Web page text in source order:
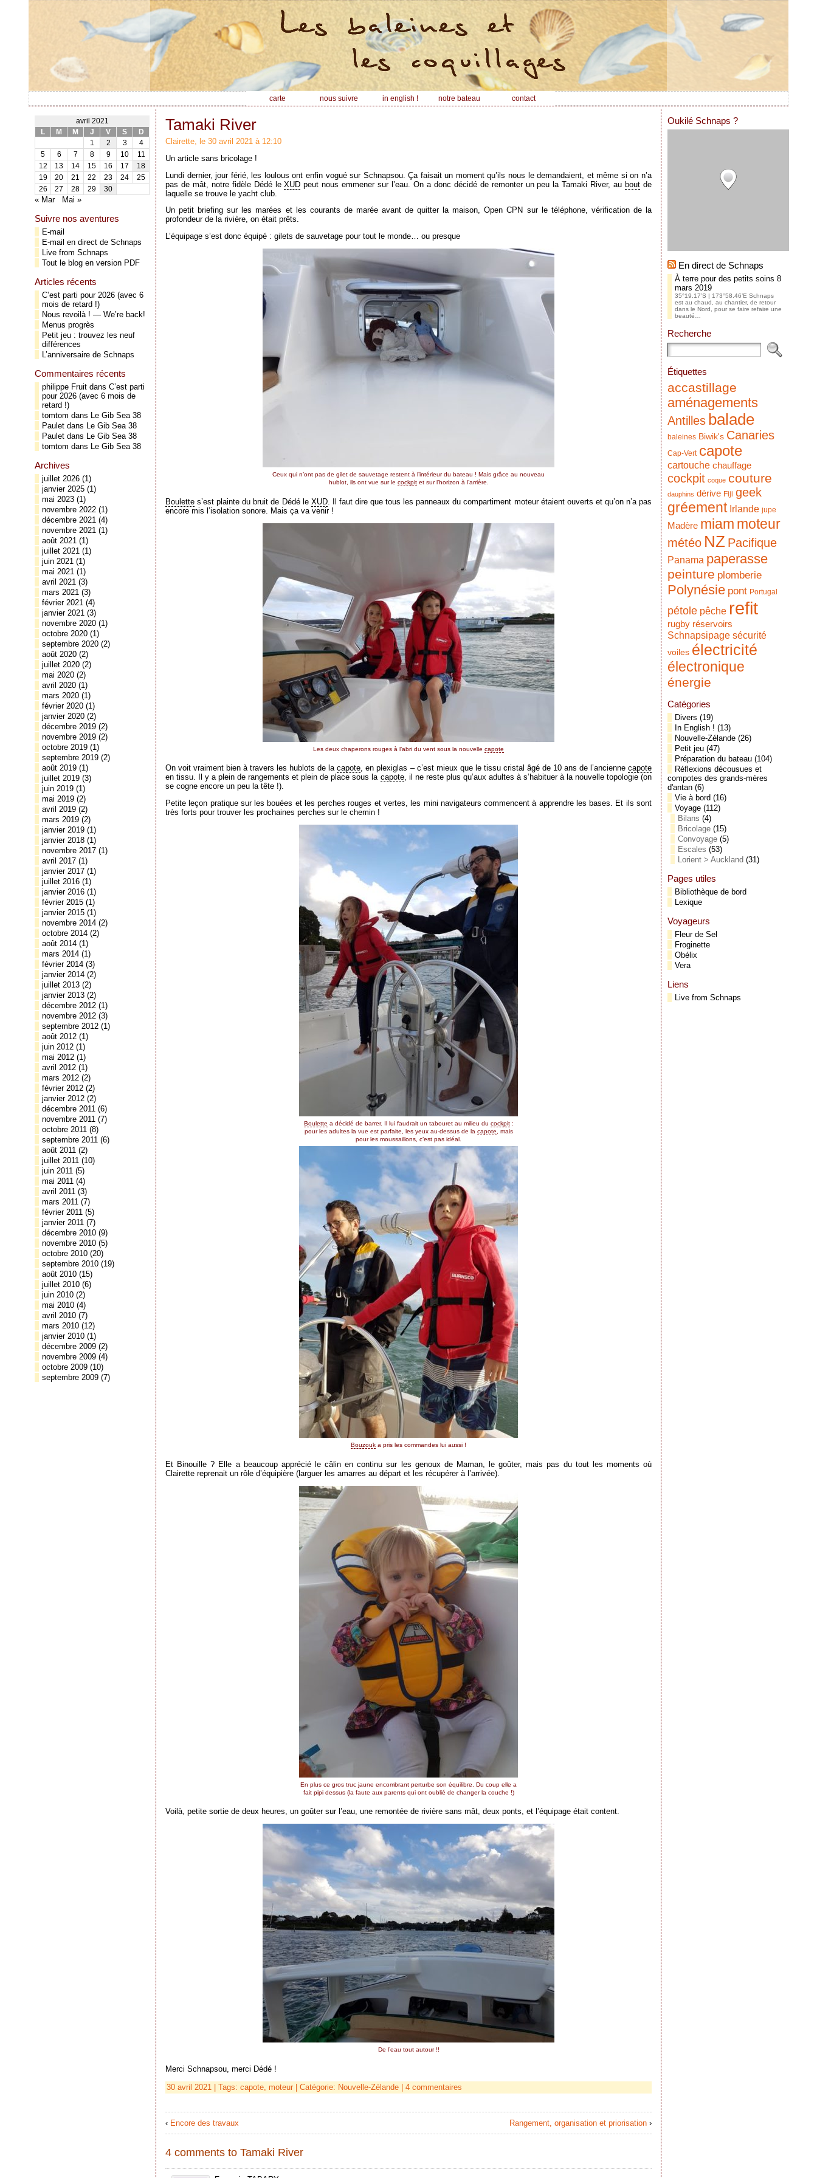
carte nous suivre in english ! notre bateau contact
avril 2021
L
M M J V S
D
1
2 3
4
5
6 7 8 9 10
11
12
13 14 15 16 17
18
19
20 21 22 23 24
25
26
27 28 29 30
« Mar Mai »
Suivre nos aventures
E-mail
E-mail en direct de Schnaps
Live from Schnaps
Tout le blog en version PDF
Articles récents
C’est parti pour 2026 (avec 6
mois de retard !)
Nous revoilà ! — We’re back!
Menus progrès
Petit jeu : trouvez les neuf
différences
L’anniversaire de Schnaps
Commentaires récents
philippe Fruit dans C’est parti
pour 2026 (avec 6 mois de
retard !)
tomtom dans Le Gib Sea 38
Paulet dans Le Gib Sea 38
Paulet dans Le Gib Sea 38
tomtom dans Le Gib Sea 38
Archives
juillet 2026 (1)
janvier 2025 (1)
mai 2023 (1)
novembre 2022 (1)
décembre 2021 (4)
novembre 2021 (1)
août 2021 (1)
juillet 2021 (1)
juin 2021 (1)
mai 2021 (1)
avril 2021 (3)
mars 2021 (3)
février 2021 (4)
janvier 2021 (3)
novembre 2020 (1)
octobre 2020 (1)
septembre 2020 (2)
août 2020 (2)
juillet 2020 (2)
mai 2020 (2)
avril 2020 (1)
mars 2020 (1)
février 2020 (1)
janvier 2020 (2)
décembre 2019 (2)
novembre 2019 (2)
octobre 2019 (1)
septembre 2019 (2)
août 2019 (1)
juillet 2019 (3)
juin 2019 (1)
mai 2019 (2)
avril 2019 (2)
mars 2019 (2)
janvier 2019 (1)
janvier 2018 (1)
novembre 2017 (1)
avril 2017 (1)
janvier 2017 (1)
juillet 2016 (1)
janvier 2016 (1)
février 2015 (1)
janvier 2015 (1)
novembre 2014 (2)
octobre 2014 (2)
août 2014 (1)
mars 2014 (1)
février 2014 (3)
janvier 2014 (2)
juillet 2013 (2)
janvier 2013 (2)
décembre 2012 (1)
novembre 2012 (3)
septembre 2012 (1)
août 2012 (1)
juin 2012 (1)
mai 2012 (1)
avril 2012 (1)
mars 2012 (2)
février 2012 (2)
janvier 2012 (2)
décembre 2011 (6)
novembre 2011 (7)
octobre 2011 (8)
septembre 2011 (6)
août 2011 (2)
juillet 2011 (10)
juin 2011 (5)
mai 2011 (4)
avril 2011 (3)
mars 2011 (7)
février 2011 (5)
janvier 2011 (7)
décembre 2010 (9)
novembre 2010 (5)
octobre 2010 (20)
septembre 2010 (19)
août 2010 (15)
juillet 2010 (6)
juin 2010 (2)
mai 2010 (4)
avril 2010 (7)
mars 2010 (12)
janvier 2010 (1)
décembre 2009 (2)
novembre 2009 (4)
octobre 2009 (10)
septembre 2009 (7)
Tamaki River
Clairette, le 30 avril 2021 à 12:10
Un article sans bricolage !
Lundi dernier, jour férié, les loulous ont enfin vogué sur Schnapsou. Ça faisait un moment qu’ils nous le demandaient, et même si on n’a
pas de mât, notre fidèle Dédé leXUD peut nous emmener sur l’eau. On a donc décidé de remonter un peu la Tamaki River, aubout de
laquelle se trouve le yacht club.
Un petit briefing sur les marées et les courants de marée avant de quitter la maison, Open CPN sur le téléphone, vérification de la
profondeur de la rivière, on était prêts.
L’équipage s’est donc équipé : gilets de sauvetage pour tout le monde… ou presque
Ceux qui n’ont pas de gilet de sauvetage restent à l’intérieur du bateau ! Mais grâce au nouveau
hublot, ils ont vue sur le cockpitet sur l’horizon à l’arrière.
Boulette s’est plainte du bruit de Dédé le XUD. Il faut dire que tous les panneaux du compartiment moteur étaient ouverts et qu’on n’a pas
encore mis l’isolation sonore. Mais ça va venir !
Les deux chaperons rouges à l’abri du vent sous la nouvelle capote
On voit vraiment bien à travers les hublots de lacapote, en plexiglas – c’est mieux que le tissu cristal âgé de 10 ans de l’anciennecapote
en tissu. Il y a plein de rangements et plein de place sous la capote, il ne reste plus qu’aux adultes à s’habituer à la nouvelle topologie (on
se cogne encore un peu la tête !).
Petite leçon pratique sur les bouées et les perches rouges et vertes, les mini navigateurs commencent à apprendre les bases. Et ils sont
très forts pour trouver les prochaines perches sur le chemin !
Boulette a décidé de barrer. Il lui faudrait un tabouret au milieu du cockpit:
pour les adultes la vue est parfaite, les yeux au-dessus de la capote , mais
pour les moussaillons, c’est pas idéal.
Bouzouk a pris les commandes lui aussi !
Et Binouille ? Elle a beaucoup apprécié le câlin en continu sur les genoux de Maman, le goûter, mais pas du tout les moments où
Clairette reprenait un rôle d’équipière (larguer les amarres au départ et les récupérer à l’arrivée).
En plus ce gros truc jaune encombrant perturbe son équilibre. Du coup elle a
fait pipi dessus (la faute aux parents qui ont oublié de changer la couche !)
Voilà, petite sortie de deux heures, un goûter sur l’eau, une remontée de rivière sans mât, deux ponts, et l’équipage était content.
De l’eau tout autour !!
Merci Schnapsou, merci Dédé !
30 avril 2021 | Tags: capote moteur | Catégorie: Nouvelle-Zélande 4 commentaires
‹ Encore des travaux Rangement, organisation et priorisation ›
4 comments to Tamaki River
Oukilé Schnaps ?
En direct de Schnaps
À terre pour des petits soins 8
mars 2019
35°19.17’S | 173°58.46’E Schnaps
est au chaud, au chantier, de retour
dans le Nord, pour se faire refaire une
beauté…
Recherche
Étiquettes
accastillage
aménagements
Antilles balade
baleines Biwik's Canaries
Cap-Vert capote
cartouche chauffage
cockpit coque couture
dauphins dérive Fiji geek
gréement Irlande jupe
Madère miam moteur
météo NZ Pacifique
Panama paperasse
peinture plomberie
Polynésie pont Portugal
pétole pêche refit
rugby réservoirs
Schnapsipage sécurité
voiles électricité
électronique
énergie
Catégories
Divers (19)
In English ! (13)
Nouvelle-Zélande (26)
Petit jeu (47)
Préparation du bateau (104)
Réflexions décousues et
compotes des grands-mères
d'antan (6)
Vie à bord (16)
Voyage (112)
Bilans (4)
Bricolage (15)
Convoyage (5)
Escales (53)
Lorient > Auckland (31)
Pages utiles
Bibliothèque de bord
Lexique
Voyageurs
Fleur de Sel
Froginette
Obélix
Vera
Liens
Live from Schnaps